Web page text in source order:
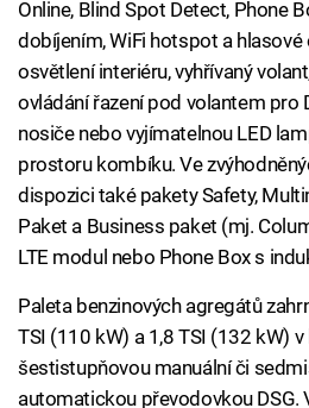
Online, Blind Spot Detect, Phone
dobíjením, WiFi hotspot a hlasové
osvětlení interiéru, vyhřívaný
ovládání řazení pod volantem pro
nosiče nebo vyjímatelnou LED
prostoru kombíku. Ve
dispozici také pakety Safety,
Paket a Business paket (mj.
LTE modul nebo Phone Box s
Paleta benzinových agregátů
TSI (110 kW) a 1,8 TSI (132 kW)
šestistupňovou manuální či
automatickou převodovkou DSG.